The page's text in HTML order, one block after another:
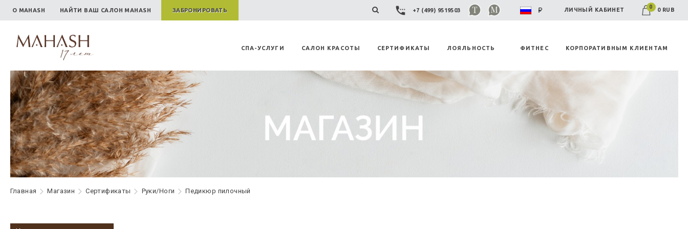
О MAHASH НАЙТИ ВАШ САЛОН MAHASH ЗАБРОНИРОВАТЬ +7 (499) 9519503 ЛИЧНЫЙ КАБИНЕТ 0 0 RUB
СПА-УСЛУГИ САЛОН КРАСОТЫ СЕРТИФИКАТЫ ЛОЯЛЬНОСТЬ ФИТНЕС КОРПОРАТИВНЫМ КЛИЕНТАМ
Главная Maгазин Сертификаты Руки/Ноги Педикюр пилочный